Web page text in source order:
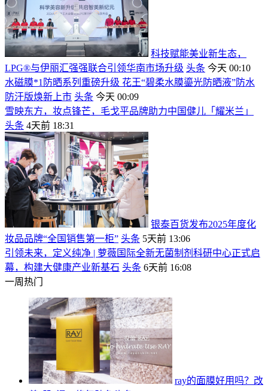
科技赋能美业新生态，
LPG®与伊丽汇强强联合引领华南市场升级 头条 今天 00:10
水磁膜*1防晒系列重磅升级 花王“碧柔水膜鎏光防晒液”防水
防汗版焕新上市 头条 今天 00:09
雪映东方，妆点锋芒，毛戈平品牌助力中国健儿「耀米兰」
头条 4天前 18:31
银泰百货发布2025年度化
妆品品牌“全国销售第一柜” 头条 5天前 13:06
引领未来，定义纯净 | 萝薇国际全新无菌制剂科研中心正式启
幕，构建大健康产业新基石 头条 6天前 16:08
一周热门
ray的面膜好用吗？改